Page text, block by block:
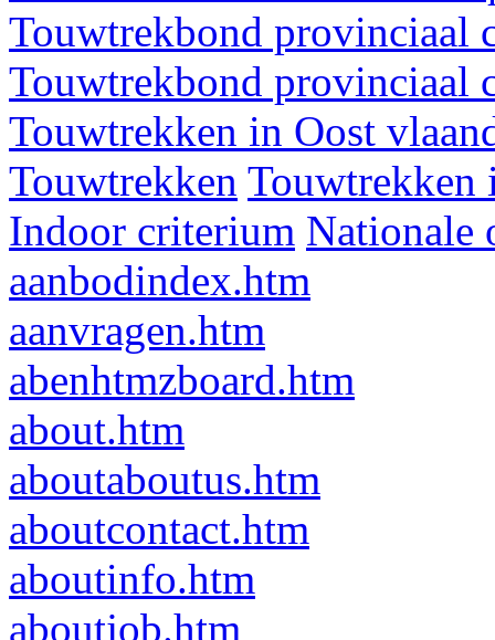
Touwtrekbond provinciaal
Touwtrekbond provinciaal
Touwtrekken in Oost
Touwtrekken Touwtrekken
Indoor criterium Nationale
aanbodindex.htm
aanvragen.htm
abenhtmzboard.htm
about.htm
aboutaboutus.htm
aboutcontact.htm
aboutinfo.htm
aboutjob.htm